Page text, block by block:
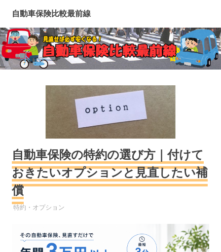
テ
ン
ツ
へ
自動車保険比較最前線
自動車保険の特約の選び方｜付けて
おきたいオプションと見直したい補
償
自動車保険
特約・オプション